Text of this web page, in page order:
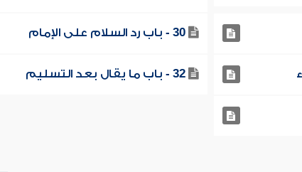
30 - باب رد السلام على الإمام
32 - باب ما يقال بعد التسليم